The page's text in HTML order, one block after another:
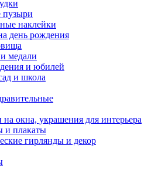
наклейки
день рождения
медали
и юбилей
и школа
на окна, украшения для интерьера
и плакаты
гирлянды и декор